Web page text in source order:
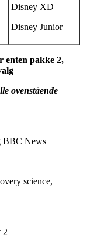
Disney XD
Disney Junior
enten pakke 2,
ovenstående
BBC News
science,
2